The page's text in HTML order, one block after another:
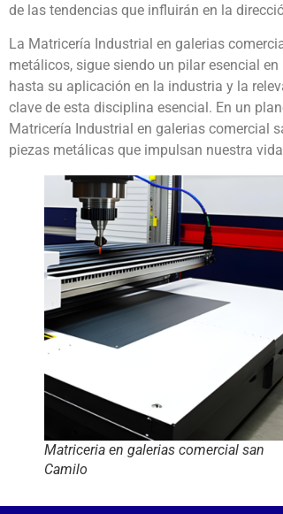
de las tendencias que influirán en la
La Matricería Industrial en galerias
metálicos, sigue siendo un pilar esencial
hasta su aplicación en la industria y la
clave de esta disciplina esencial. En un
Matricería Industrial en galerias comercial
piezas metálicas que impulsan nuestra
Matriceria en galerias comercial san
Camilo